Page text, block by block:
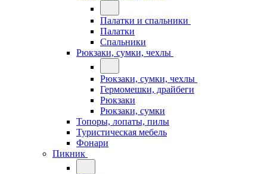
Палатки и спальники
Палатки
Спальники
Рюкзаки, сумки, чехлы
Рюкзаки, сумки, чехлы
Гермомешки, драйбеги
Рюкзаки
Рюкзаки, сумки
Топоры, лопаты, пилы
Туристическая мебель
Фонари
Пикник